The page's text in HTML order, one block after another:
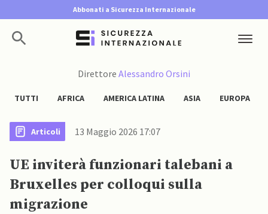
Abbonati a Sicurezza Internazionale
Direttore Alessandro Orsini
TUTTI AFRICA AMERICA LATINA ASIA EUROPA
Articoli 13 Maggio 2026 17:07
UE inviterà funzionari talebani a
Bruxelles per colloqui sulla
migrazione